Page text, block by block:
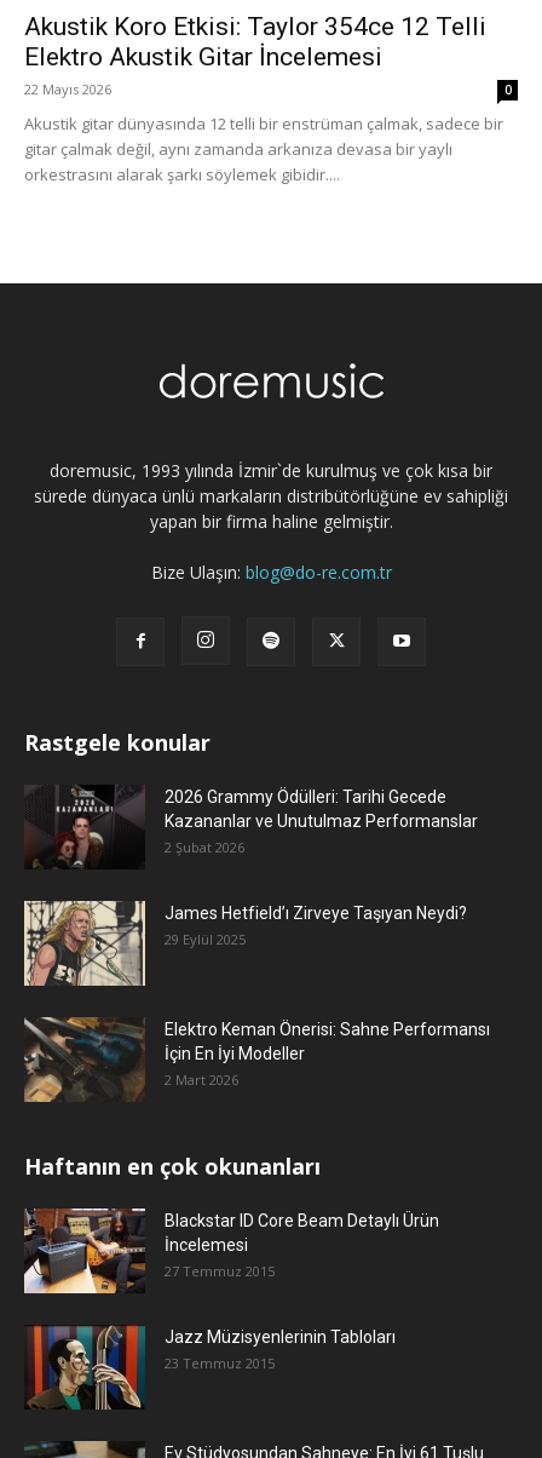
Akustik Koro Etkisi: Taylor 354ce 12 Telli
Elektro Akustik Gitar İncelemesi
22 Mayıs 2026 0
Akustik gitar dünyasında 12 telli bir enstrüman çalmak, sadece bir
gitar çalmak değil, aynı zamanda arkanıza devasa bir yaylı
orkestrasını alarak şarkı söylemek gibidir....
doremusic, 1993 yılında İzmir`de kurulmuş ve çok kısa bir
sürede dünyaca ünlü markaların distribütörlüğüne ev sahipliği
yapan bir firma haline gelmiştir.
Bize Ulaşın: blog@do-re.com.tr
Rastgele konular
2026 Grammy Ödülleri: Tarihi Gecede
Kazananlar ve Unutulmaz Performanslar
2 Şubat 2026
James Hetfield’ı Zirveye Taşıyan Neydi?
29 Eylül 2025
Elektro Keman Önerisi: Sahne Performansı
İçin En İyi Modeller
2 Mart 2026
Haftanın en çok okunanları
Blackstar ID Core Beam Detaylı Ürün
İncelemesi
27 Temmuz 2015
Jazz Müzisyenlerinin Tabloları
23 Temmuz 2015
Ev Stüdyosundan Sahneye: En İyi 61 Tuşlu